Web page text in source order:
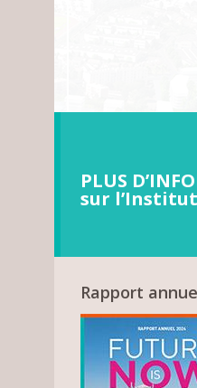
PLUS
sur l’Institut
Rapport